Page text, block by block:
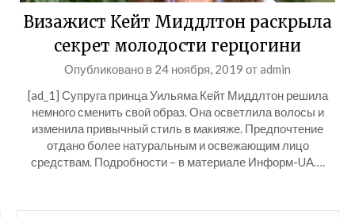
Визажист Кейт Миддлтон раскрыла
секрет молодости герцогини
Опубликовано в 24 ноября, 2019 отadmin
[ad_1] Супруга принца Уильяма Кейт Миддлтон решила
немного сменить свой образ. Она осветлила волосы и
изменила привычный стиль в макияже. Предпочтение
отдано более натуральным и освежающим лицо
средствам. Подробности – в материале Информ-UA….